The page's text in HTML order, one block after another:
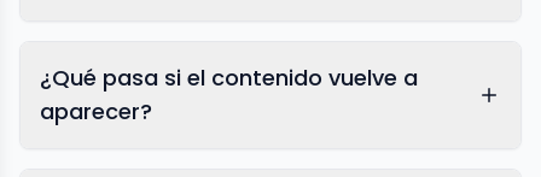
¿Qué pasa si el contenido vuelve a
aparecer?